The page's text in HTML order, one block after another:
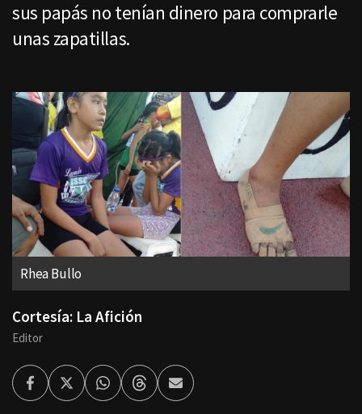
sus papás no tenían dinero para comprarle
unas zapatillas.
Rhea Bullo
Cortesía: La Afición
Editor
FacebookTwitterWhatsappThreadsEnviar
por